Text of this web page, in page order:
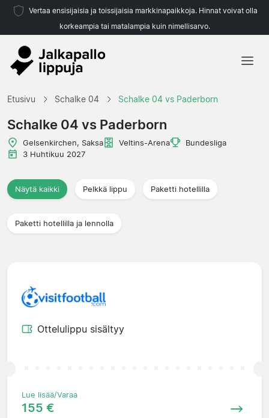
Vertaa ensisijaisia ja toissijaisia markkinapaikkoja. Hinnat voivat olla
korkeampia tai matalampia kuin nimellisarvo.
Etusivu Schalke 04 Schalke 04 vs Paderborn
Schalke 04 vs Paderborn
Gelsenkirchen, Saksa Veltins-Arena
Bundesliga
3 Huhtikuu 2027
Näytä kaikki Pelkkä lippu Paketti hotellilla
Paketti hotellilla ja lennolla
Ottelulippu sisältyy
Lue lisää/Varaa
155 €